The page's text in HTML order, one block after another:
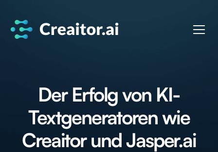
Der Erfolg von KI-
Textgeneratoren wie
Creaitor und Jasper.ai